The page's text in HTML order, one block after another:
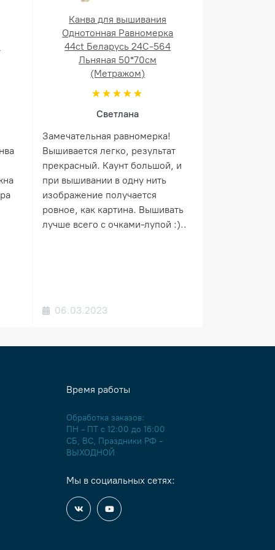
Канва для вышивания
Однотонная Равномерка
44ct Беларусь 24С-564
Льняная 50*70см
(Метражом)
Светлана
Замечательная равномерка!
Вышивается легко, результат
прекрасный. Каунт большой, и
при вышивании в одну нить
изображение получается
ровное, как картина. Вышивать
лучше всего с очками-лупой :)..
06.03.2023
Время работы
Обработка заказов:
ПН - ПТ с 12:00 до 16:00
СБ, ВС, Праздники РФ -
ВЫХОДНОЙ
Мы в социальных сетях: